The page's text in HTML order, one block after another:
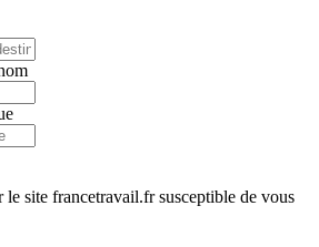
site francetravail.fr susceptible de vous